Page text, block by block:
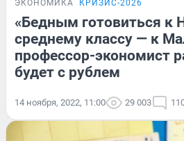
ЭКОНОМИКА КРИЗИС-2026
«Бедным готовиться к
среднему классу — к
профессор-экономист
будет с рублем
14 ноября, 2022, 11:00 29 003